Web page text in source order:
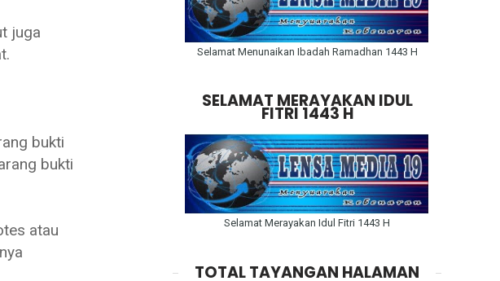
juga
bukti
bukti
atau
Selamat Menunaikan Ibadah Ramadhan 1443 H
SELAMAT MERAYAKAN IDUL
FITRI 1443 H
Selamat Merayakan Idul Fitri 1443 H
TOTAL TAYANGAN HALAMAN